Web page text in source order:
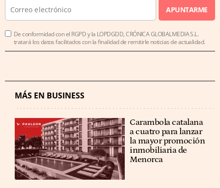
APUNTARME
De conformidad con el RGPD y la LOPDGDD, CRÓNICA GLOBALMEDIA S.L.
tratará los datos facilitados con la finalidad de remitirle noticias de actualidad.
MÁS EN BUSINESS
Carambola catalana
a cuatro para lanzar
la mayor promoción
inmobiliaria de
Menorca